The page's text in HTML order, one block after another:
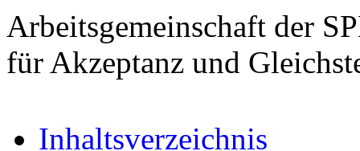
Arbeitsgemeinschaft der
für Akzeptanz und
Inhaltsverzeichnis